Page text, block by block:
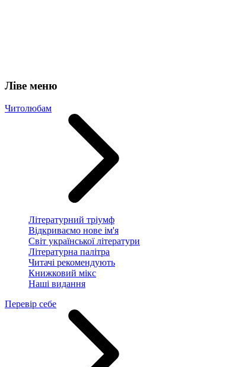
Ліве меню
Читолюбам
Літературний тріумф
Відкриваємо нове ім'я
Світ української літератури
Літературна палітра
Читачі рекомендують
Книжковий мікс
Наші видання
Перевір себе